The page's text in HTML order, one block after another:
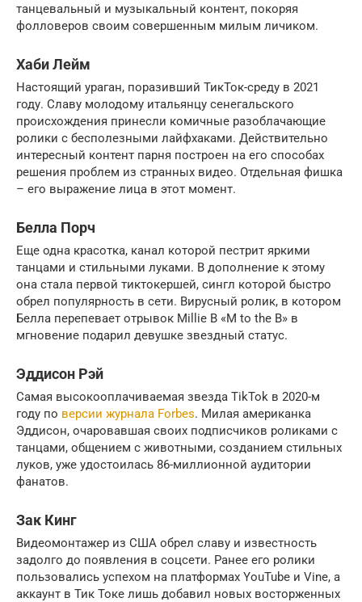
танцевальный и музыкальный контент, покоряя
фолловеров своим совершенным милым личиком.
Хаби Лейм
Настоящий ураган, поразивший ТикТок-среду в 2021
году. Славу молодому итальянцу сенегальского
происхождения принесли комичные разоблачающие
ролики с бесполезными лайфхаками. Действительно
интересный контент парня построен на его способах
решения проблем из странных видео. Отдельная фишка
– его выражение лица в этот момент.
Белла Порч
Еще одна красотка, канал которой пестрит яркими
танцами и стильными луками. В дополнение к этому
она стала первой тиктокершей, сингл которой быстро
обрел популярность в сети. Вирусный ролик, в котором
Белла перепевает отрывок Millie B «M to the B» в
мгновение подарил девушке звездный статус.
Эддисон Рэй
Самая высокооплачиваемая звезда TikTok в 2020-м
году по версии журнала Forbes. Милая американка
Эддисон, очаровавшая своих подписчиков роликами с
танцами, общением с животными, созданием стильных
луков, уже удостоилась 86-миллионной аудитории
фанатов.
Зак Кинг
Видеомонтажер из США обрел славу и известность
задолго до появления в соцсети. Ранее его ролики
пользовались успехом на платформах YouTube и Vine, а
аккаунт в Тик Токе лишь добавил новых восторженных